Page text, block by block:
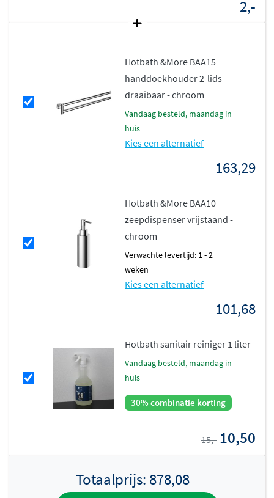
2,-
Hotbath &More BAA15
handdoekhouder 2-lids
draaibaar - chroom
vandaag besteld, maandag in
huis
Kies een alternatief
163,29
Hotbath &More BAA10
zeepdispenser vrijstaand -
chroom
Verwachte levertijd: 1 - 2
weken
Kies een alternatief
101,68
Hotbath sanitair reiniger 1 liter
vandaag besteld, maandag in
huis
30% combinatie korting
15,- 10,50
Totaalprijs: 878,08